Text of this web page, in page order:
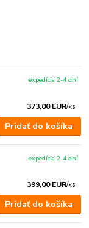
373,00 EUR/ks
expedícia 2-4 dní
Pridať do košíka
399,00 EUR/ks
expedícia 2-4 dní
Pridať do košíka